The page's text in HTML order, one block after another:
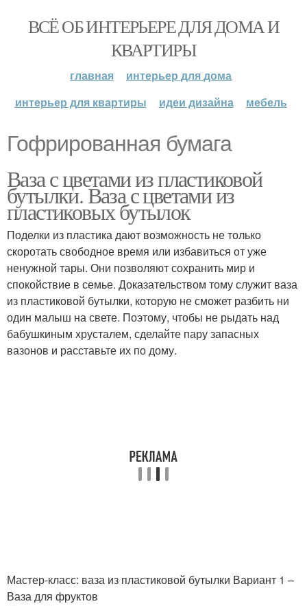
ВСЁ ОБ ИНТЕРЬЕРЕ ДЛЯ ДОМА И
КВАРТИРЫ
главная
интерьер для дома
интерьер для квартиры
идеи дизайна мебель
Гофрированная бумага
Ваза с цветами из пластиковой
бутылки. Ваза с цветами из
пластиковых бутылок
Поделки из пластика дают возможность не только
скоротать свободное время или избавиться от уже
ненужной тары. Они позволяют сохранить мир и
спокойствие в семье. Доказательством тому служит ваза
из пластиковой бутылки, которую не сможет разбить ни
один малыш на свете. Поэтому, чтобы не рыдать над
бабушкиным хрусталем, сделайте пару запасных
вазонов и расставьте их по дому.
Мастер-класс: ваза из пластиковой бутылки Вариант 1 –
Ваза для фруктов